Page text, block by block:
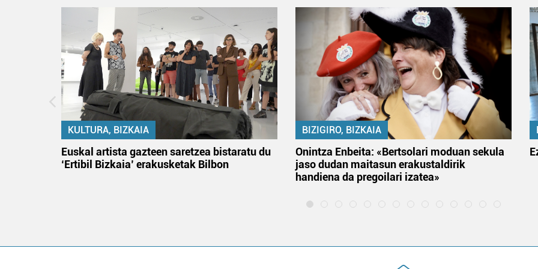
KULTURA, BIZKAIA
Euskal artista gazteen saretzea bistaratu du
‘Ertibil Bizkaia’ erakusketak Bilbon
BIZIGIRO, BIZKAIA
Onintza Enbeita: «Bertsolari moduan sekula
jaso dudan maitasun erakustaldirik
handiena da pregoilari izatea»